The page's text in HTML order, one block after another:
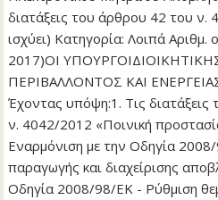
διατάξεις του άρθρου 42 του ν.
ισχύει) Κατηγορία: Λοιπά
2017)ΟΙ
ΠΕΡΙΒΑΛΛΟΝΤΟΣ ΚΑΙ
Έχοντας υπόψη:1. Τις
ν. 4042/2012 «Ποινική
Εναρμόνιση με την Οδηγία
παραγωγής και διαχείρισης
Οδηγία 2008/98/ΕΚ - Ρύθμιση